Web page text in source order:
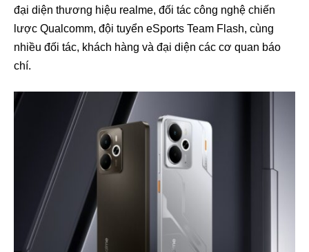
đại diện thương hiệu realme, đối tác công nghệ chiến
lược Qualcomm, đội tuyển eSports Team Flash, cùng
nhiều đối tác, khách hàng và đại diện các cơ quan báo
chí.